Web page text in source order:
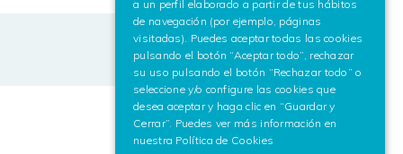
a un perfil elaborado a partir de tus hábitos
de navegación (por ejemplo, páginas
visitadas). Puedes aceptar todas las cookies
pulsando el botón “Aceptar todo”, rechazar
su uso pulsando el botón “Rechazar todo” o
seleccione y/o configure las cookies que
desea aceptar y haga clic en “Guardar y
Cerrar”. Puedes ver más información en
nuestra Política de Cookies